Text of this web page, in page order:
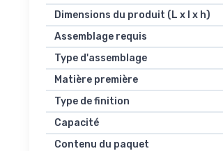
Dimensions du produit (L x l x h)
Assemblage requis
Type d'assemblage
Matière première
Type de finition
Capacité
Contenu du paquet